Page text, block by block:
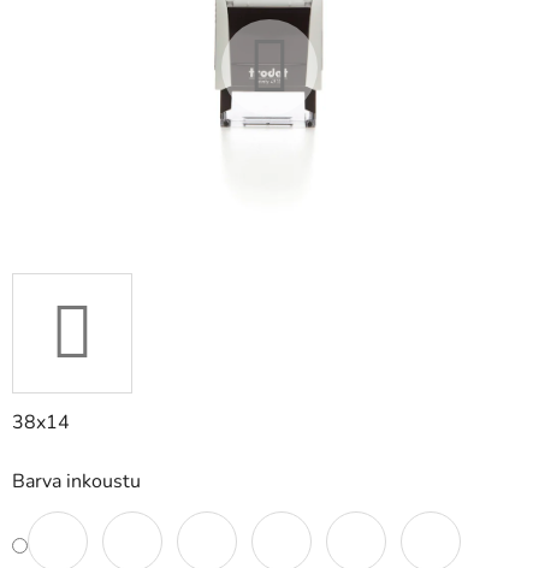
38x14
Barva inkoustu